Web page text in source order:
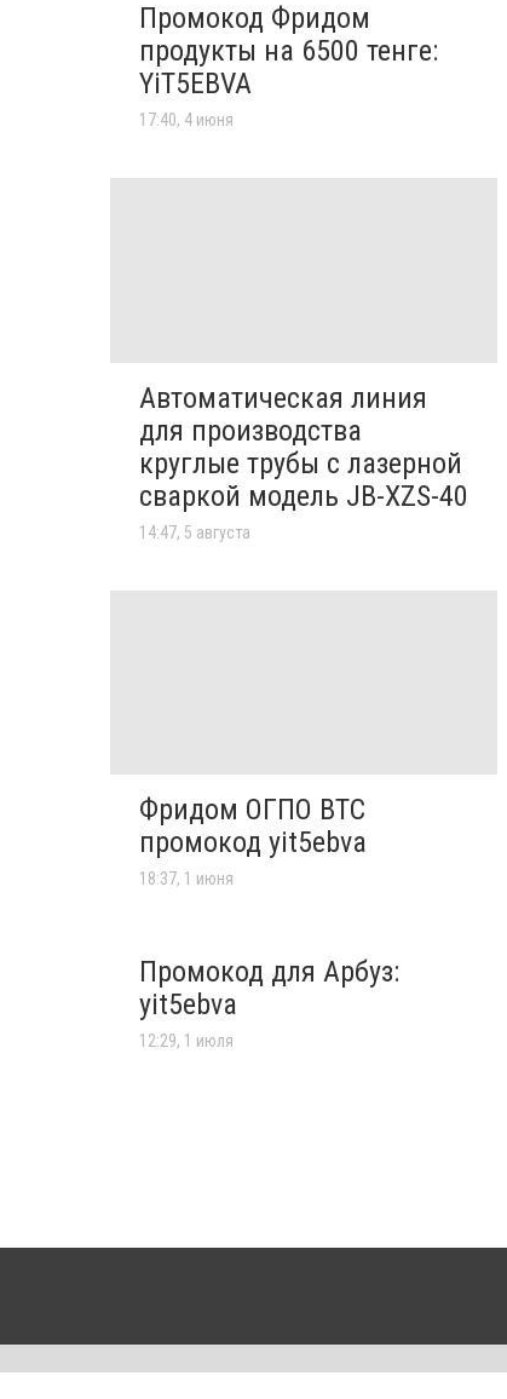
Промокод Фридом
продукты на 6500 тенге:
YiT5EBVA
17:40, 4 июня
Автоматическая линия
для производства
круглые трубы с лазерной
сваркой модель JB-XZS-40
14:47, 5 августа
Фридом ОГПО ВТС
промокод yit5ebva
18:37, 1 июня
Промокод для Арбуз:
yit5ebva
12:29, 1 июля